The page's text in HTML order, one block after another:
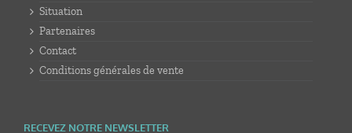
Situation
Partenaires
Contact
Conditions générales de vente
RECEVEZ NOTRE NEWSLETTER